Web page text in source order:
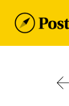
Inhalt
springen